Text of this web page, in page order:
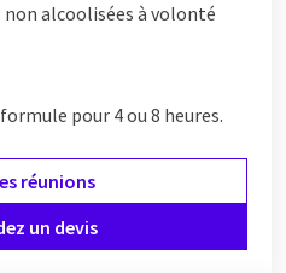
alcoolisées à volonté
pour 4 ou 8 heures.
réunions
un devis